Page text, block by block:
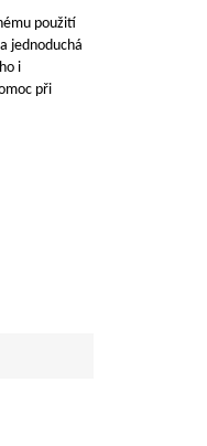
použití
jednoduchá
i
při